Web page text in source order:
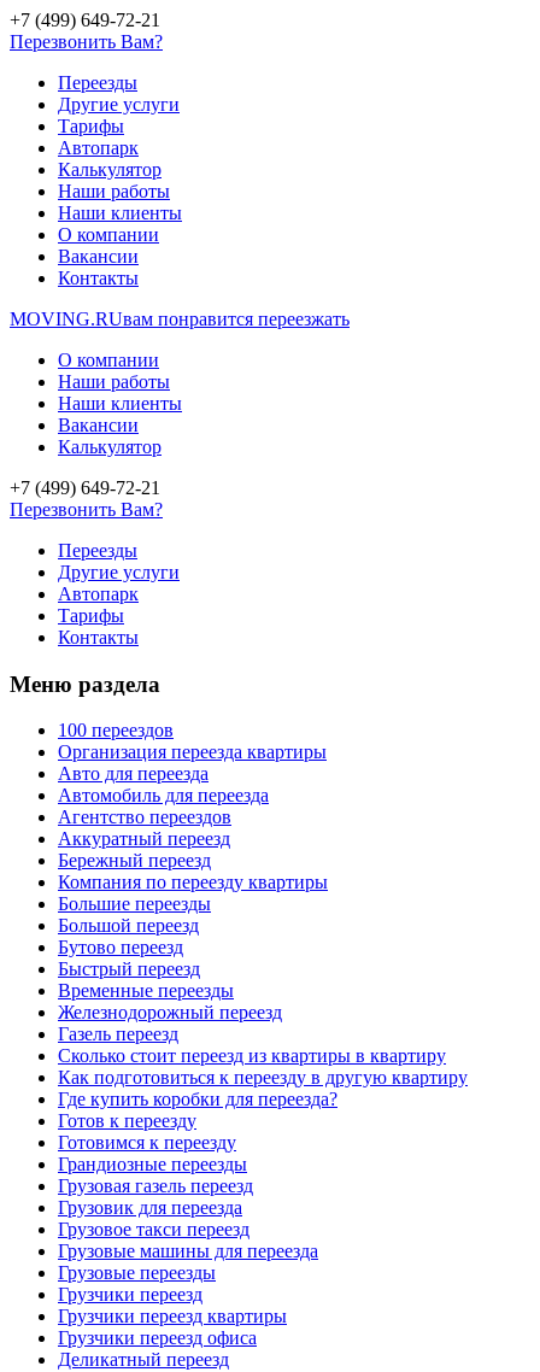
+7 (499) 649-72-21
Перезвонить Вам?
Переезды
Другие услуги
Тарифы
Автопарк
Калькулятор
Наши работы
Наши клиенты
О компании
Вакансии
Контакты
MOVING.RUвам понравится переезжать
О компании
Наши работы
Наши клиенты
Вакансии
Калькулятор
+7 (499) 649-72-21
Перезвонить Вам?
Переезды
Другие услуги
Автопарк
Тарифы
Контакты
Меню раздела
100 переездов
Организация переезда квартиры
Авто для переезда
Автомобиль для переезда
Агентство переездов
Аккуратный переезд
Бережный переезд
Компания по переезду квартиры
Большие переезды
Большой переезд
Бутово переезд
Быстрый переезд
Временные переезды
Железнодорожный переезд
Газель переезд
Сколько стоит переезд из квартиры в квартиру
Как подготовиться к переезду в другую квартиру
Где купить коробки для переезда?
Готов к переезду
Готовимся к переезду
Грандиозные переезды
Грузовая газель переезд
Грузовик для переезда
Грузовое такси переезд
Грузовые машины для переезда
Грузовые переезды
Грузчики переезд
Грузчики переезд квартиры
Грузчики переезд офиса
Деликатный переезд